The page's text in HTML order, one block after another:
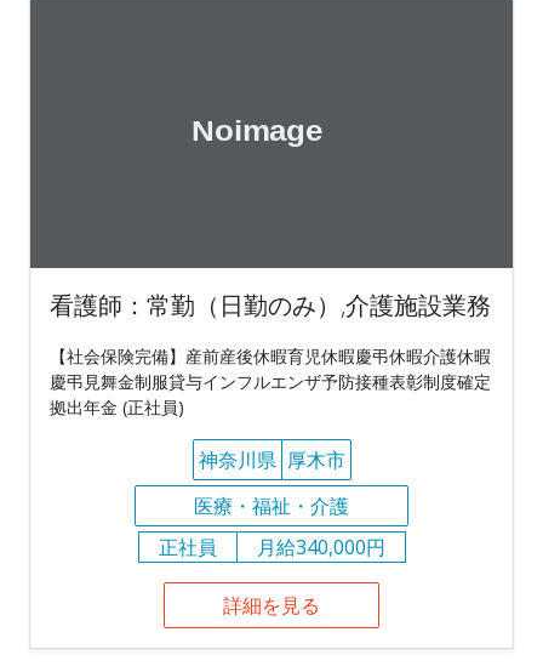
看護師：常勤（日勤のみ）,介護施設業務
【社会保険完備】産前産後休暇育児休暇慶弔休暇介護休暇
慶弔見舞金制服貸与インフルエンザ予防接種表彰制度確定
拠出年金 (正社員)
神奈川県 厚木市
医療・福祉・介護
正社員
月給340,000円
詳細を見る